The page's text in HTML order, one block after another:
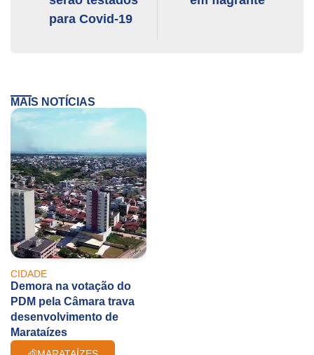
para Covid-19
MAIS NOTÍCIAS
CIDADE
Demora na votação do
PDM pela Câmara trava
desenvolvimento de
Marataízes